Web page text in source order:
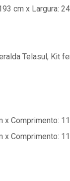
cm x Largura:
Telasul, Kit
x Comprimento:
x Comprimento: